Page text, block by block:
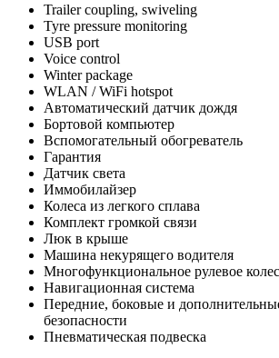
Trailer coupling, swiveling
Tyre pressure monitoring
USB port
Voice control
Winter package
WLAN / WiFi hotspot
Автоматический датчик дождя
Бортовой компьютер
Вспомогательный обогреватель
Гарантия
Датчик света
Иммобилайзер
Колеса из легкого сплава
Комплект громкой связи
Люк в крыше
Машина некурящего водителя
Многофункциональное рулевое
Навигационная система
Передние, боковые и
безопасности
Пневматическая подвеска